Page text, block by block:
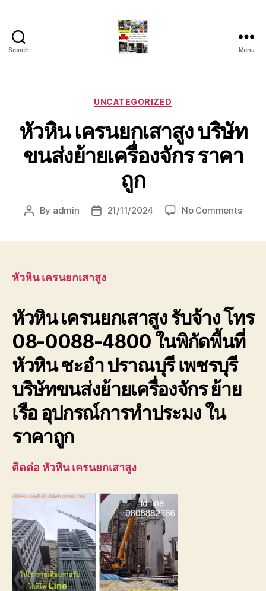
Search
สไลด์
เขต
หัวหิน
24
ชั่วโมง
ติดต่อ
โทร
0888000456
Menu
Categories
UNCATEGORIZED
หัวหิน เครนยกเสาสูง บริษัท
ขนส่งย้ายเครื่องจักร ราคา
ถูก
Post
By admin
Post21/11/2024 No Commentson
ย้าย
เครื่อ
ราคา
หัวหิน เครนยกเสาสูง
หัวหิน เครนยกเสาสูง รับจ้าง โทร
08-0088-4800 ในพิกัดพื้นที่
หัวหิน ชะอำ ปราณบุรี เพชรบุรี
บริษัทขนส่งย้ายเครื่องจักร ย้าย
เรือ อุปกรณ์การทำประมง ใน
ราคาถูก
ติดต่อ หัวหิน เครนยกเสาสูง